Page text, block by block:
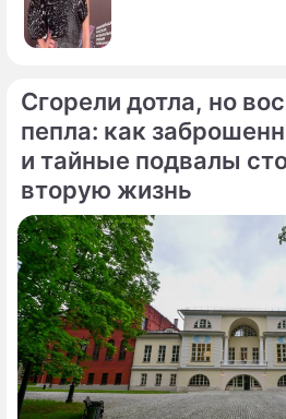
Сгорели дотла, но
пепла: как
и тайные подвалы
вторую жизнь